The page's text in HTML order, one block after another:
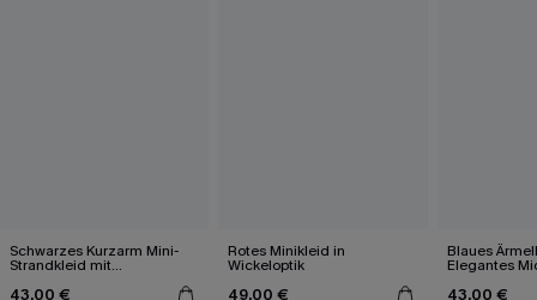
Schwarzes Kurzarm Mini-
Strandkleid mit
43,00 €
Rotes Minikleid in
Wickeloptik
49,00 €
Blaues
Elegantes
43,00 €